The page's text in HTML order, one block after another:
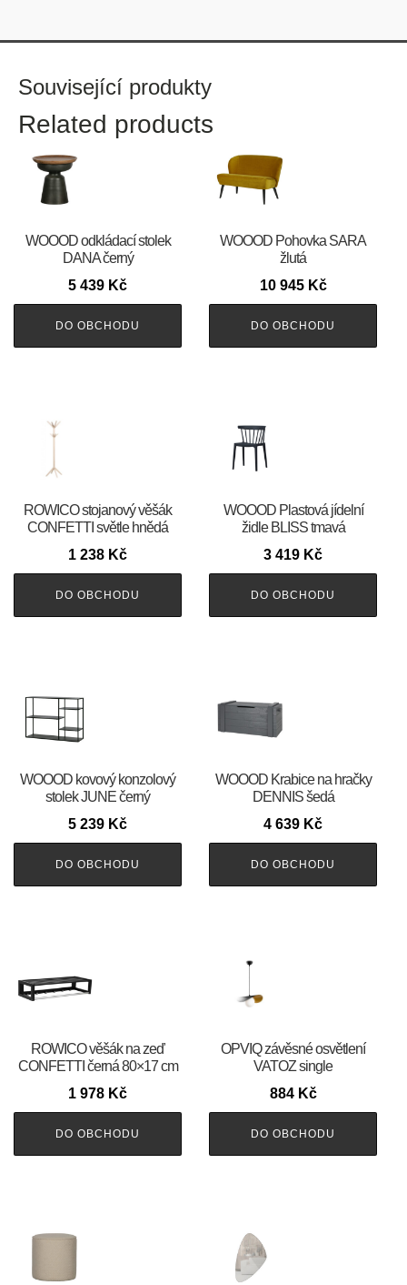
Související produkty
Related products
WOOOD odkládací stolek
DANA černý
5 439 Kč
DO OBCHODU
WOOOD Pohovka SARA
žlutá
10 945 Kč
DO OBCHODU
ROWICO stojanový věšák
CONFETTI světle hnědá
1 238 Kč
DO OBCHODU
WOOOD Plastová jídelní
židle BLISS tmavá
3 419 Kč
DO OBCHODU
WOOOD kovový konzolový
stolek JUNE černý
5 239 Kč
DO OBCHODU
WOOOD Krabice na hračky
DENNIS šedá
4 639 Kč
DO OBCHODU
ROWICO věšák na zeď
CONFETTI černá 80×17 cm
1 978 Kč
DO OBCHODU
OPVIQ závěsné osvětlení
VATOZ single
884 Kč
DO OBCHODU